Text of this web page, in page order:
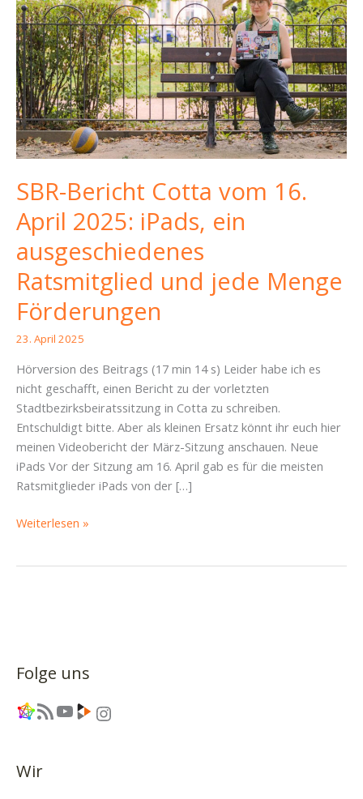
SBR-Bericht Cotta vom 16.
April 2025: iPads, ein
ausgeschiedenes
Ratsmitglied und jede Menge
Förderungen
23. April 2025
Hörversion des Beitrags (17 min 14 s) Leider habe ich es
nicht geschafft, einen Bericht zu der vorletzten
Stadtbezirksbeiratssitzung in Cotta zu schreiben.
Entschuldigt bitte. Aber als kleinen Ersatz könnt ihr euch hier
meinen Videobericht der März-Sitzung anschauen. Neue
iPads Vor der Sitzung am 16. April gab es für die meisten
Ratsmitglieder iPads von der […]
SBR-
ein
Ratsmitglied
Menge
Weiterlesen »
Folge uns
Link RSS-Feed YouTube Link Instagram
Wir